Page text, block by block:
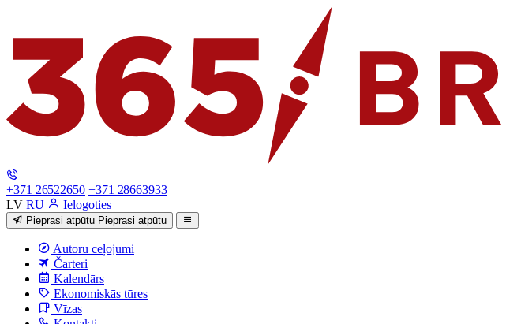
+371 26522650 +371 28663933
LV RU Ielogoties
Pieprasi atpūtu Pieprasi atpūtu
Autoru ceļojumi
Čarteri
Kalendārs
Ekonomiskās tūres
Vīzas